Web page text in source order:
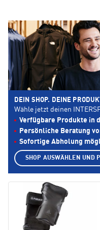
DEIN SHOP. DEINE
Wähle jetzt deinen
Verfügbare Produkte in
Persönliche Beratung
Sofortige Abholung